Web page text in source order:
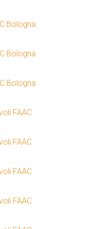
Bologna
Bologna
Bologna
FAAC
FAAC
FAAC
FAAC